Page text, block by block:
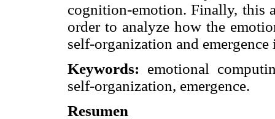
cognition-emotion. Finally, this
order to analyze how the
self-organization and emergence
Keywords: emotional
self-organization, emergence.
Resumen